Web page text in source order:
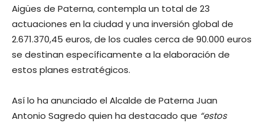
Aigües de Paterna, contempla un total de 23
actuaciones en la ciudad y una inversión global de
2.671.370,45 euros, de los cuales cerca de 90.000 euros
se destinan específicamente a la elaboración de
estos planes estratégicos.
Así lo ha anunciado el Alcalde de Paterna Juan
Antonio Sagredo quien ha destacado que “estos